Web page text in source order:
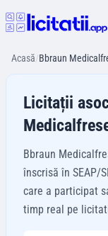
Acasă/Bbraun
Licitații
Bbraun
înscrisă în SEAP/
care a participat
timp real pe